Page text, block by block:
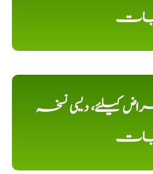
کیلئے، دیسی نسخہ